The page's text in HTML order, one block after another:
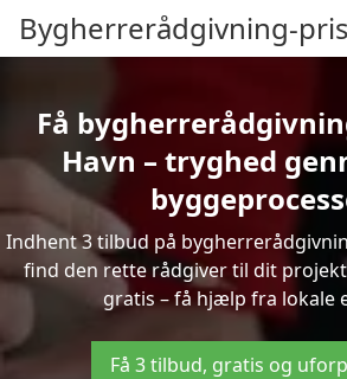
Bygherrerådgivning-
Få
Havn – tryghed
Indhent 3 tilbud på
find den rette rådgiver til dit
gratis – få hjælp fra lokale
Få 3 tilbud, gratis og